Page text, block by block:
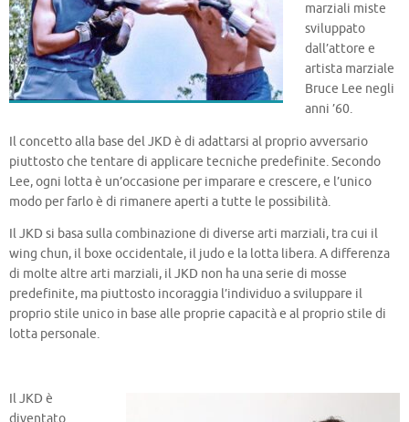
marziali miste
sviluppato
dall’attore e
artista marziale
Bruce Lee negli
anni ’60.
Il concetto alla base del JKD è di adattarsi al proprio avversario
piuttosto che tentare di applicare tecniche predefinite. Secondo
Lee, ogni lotta è un’occasione per imparare e crescere, e l’unico
modo per farlo è di rimanere aperti a tutte le possibilità.
Il JKD si basa sulla combinazione di diverse arti marziali, tra cui il
wing chun, il boxe occidentale, il judo e la lotta libera. A differenza
di molte altre arti marziali, il JKD non ha una serie di mosse
predefinite, ma piuttosto incoraggia l’individuo a sviluppare il
proprio stile unico in base alle proprie capacità e al proprio stile di
lotta personale.
Il JKD è